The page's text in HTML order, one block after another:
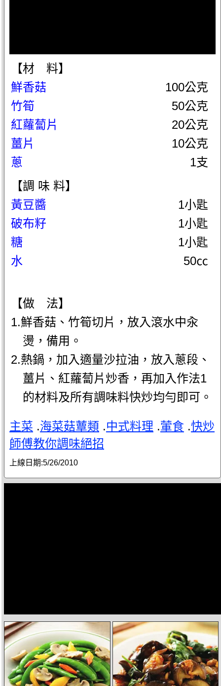
【材 料】
鮮香菇
100公克
竹筍
50公克
紅蘿蔔片
20公克
薑片
10公克
蔥
1支
【調 味 料】
黃豆醬
1小匙
破布籽
1小匙
糖
1小匙
水
50㏄
【做 法】
1.鮮香菇、竹筍切片，放入滾水中汆
燙，備用。
2.熱鍋，加入適量沙拉油，放入蔥段、
薑片、紅蘿蔔片炒香，再加入作法1
的材料及所有調味料快炒均勻即可。
主菜 .海菜菇蕈類 .中式料理 .葷食 .快炒
師傅教你調味絕招
上線日期:5/26/2010